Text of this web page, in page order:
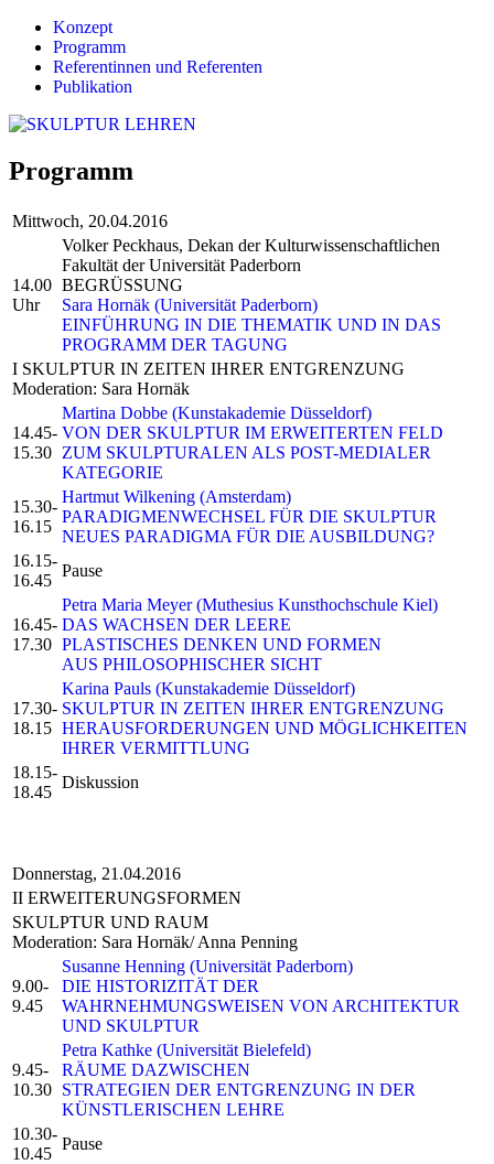
Konzept
Programm
Referentinnen und Referenten
Publikation
Programm
Mittwoch, 20.04.2016
14.00
Uhr
Volker Peckhaus, Dekan der Kulturwissenschaftlichen
Fakultät der Universität Paderborn
BEGRÜSSUNG
Sara Hornäk (Universität Paderborn)
EINFÜHRUNG IN DIE THEMATIK UND IN DAS
PROGRAMM DER TAGUNG
I SKULPTUR IN ZEITEN IHRER ENTGRENZUNG
Moderation: Sara Hornäk
14.45-
15.30
Martina Dobbe (Kunstakademie Düsseldorf)
VON DER SKULPTUR IM ERWEITERTEN FELD
ZUM SKULPTURALEN ALS POST-MEDIALER
KATEGORIE
15.30-
16.15
Hartmut Wilkening (Amsterdam)
PARADIGMENWECHSEL FÜR DIE SKULPTUR
NEUES PARADIGMA FÜR DIE AUSBILDUNG?
16.15-
16.45
Pause
16.45-
17.30
Petra Maria Meyer (Muthesius Kunsthochschule Kiel)
DAS WACHSEN DER LEERE
PLASTISCHES DENKEN UND FORMEN
AUS PHILOSOPHISCHER SICHT
17.30-
18.15
Karina Pauls (Kunstakademie Düsseldorf)
SKULPTUR IN ZEITEN IHRER ENTGRENZUNG
HERAUSFORDERUNGEN UND MÖGLICHKEITEN
IHRER VERMITTLUNG
18.15-
18.45
Diskussion
Donnerstag, 21.04.2016
II ERWEITERUNGSFORMEN
SKULPTUR UND RAUM
Moderation: Sara Hornäk/ Anna Penning
9.00-
9.45
Susanne Henning (Universität Paderborn)
DIE HISTORIZITÄT DER
WAHRNEHMUNGSWEISEN VON ARCHITEKTUR
UND SKULPTUR
9.45-
10.30
Petra Kathke (Universität Bielefeld)
RÄUME DAZWISCHEN
STRATEGIEN DER ENTGRENZUNG IN DER
KÜNSTLERISCHEN LEHRE
10.30-
10.45
Pause